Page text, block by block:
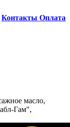
Контакты Оплата
масло,
Гам",